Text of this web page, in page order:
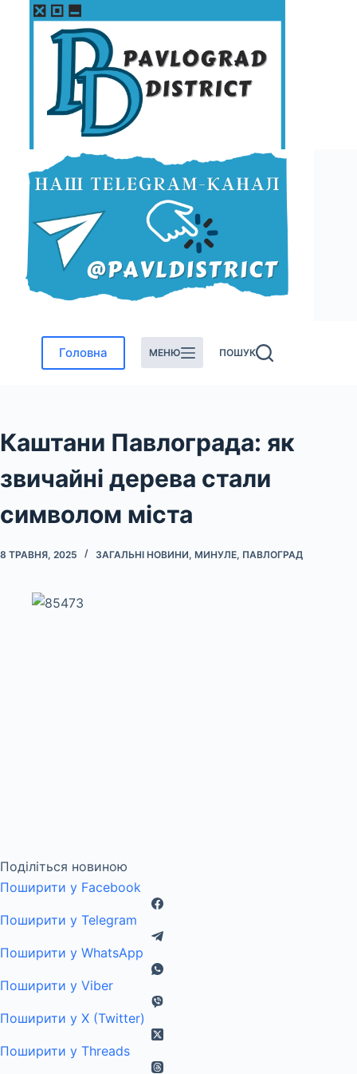
Перейти
Головна МЕНЮ ПОШУК
Каштани Павлограда: як
звичайні дерева стали
символом міста
8 ТРАВНЯ, 2025 ЗАГАЛЬНІ НОВИНИ, МИНУЛЕ, ПАВЛОГРАД
Поділіться новиною
Поширити у Facebook
Поширити у Telegram
Поширити у WhatsApp
Поширити у Viber
Поширити у X (Twitter)
Поширити у Threads